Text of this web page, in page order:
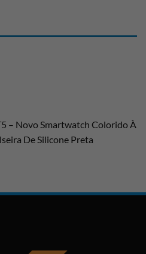
– Novo Smartwatch Colorido À
De Silicone Preta